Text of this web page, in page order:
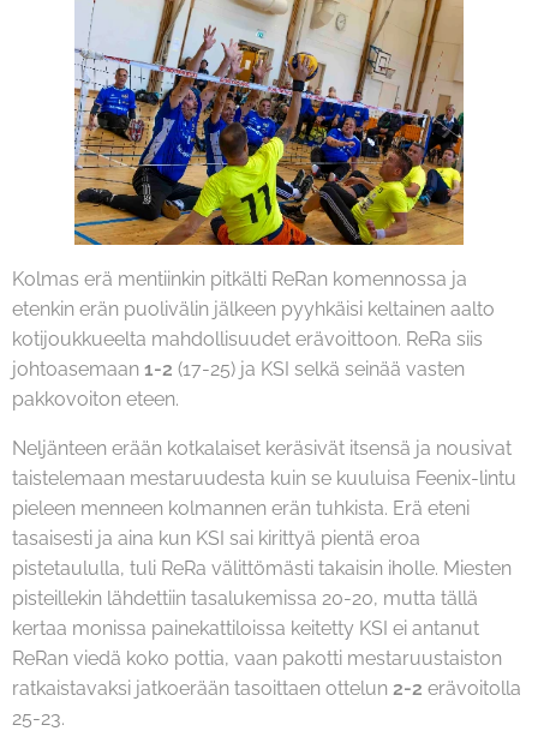
Kolmas erä mentiinkin pitkälti ReRan komennossa ja
etenkin erän puolivälin jälkeen pyyhkäisi keltainen aalto
kotijoukkueelta mahdollisuudet erävoittoon. ReRa siis
johtoasemaan 1-2 (17-25) ja KSI selkä seinää vasten
pakkovoiton eteen.
Neljänteen erään kotkalaiset keräsivät itsensä ja nousivat
taistelemaan mestaruudesta kuin se kuuluisa Feenix-lintu
pieleen menneen kolmannen erän tuhkista. Erä eteni
tasaisesti ja aina kun KSI sai kirittyä pientä eroa
pistetaululla, tuli ReRa välittömästi takaisin iholle. Miesten
pisteillekin lähdettiin tasalukemissa 20-20, mutta tällä
kertaa monissa painekattiloissa keitetty KSI ei antanut
ReRan viedä koko pottia, vaan pakotti mestaruustaiston
ratkaistavaksi jatkoerään tasoittaen ottelun 2-2 erävoitolla
25-23.